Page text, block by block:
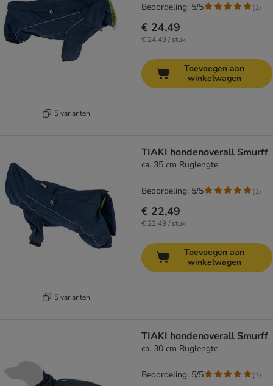
5 varianten
€ 24,49
€ 24,49 / stuk
Beoordeling: 5/5 (1)
Toevoegen aan
winkelwagen
5 varianten
TIAKI hondenoverall Smurff
ca. 35 cm Ruglengte
€ 22,49
€ 22,49 / stuk
Beoordeling: 5/5 (1)
Toevoegen aan
winkelwagen
TIAKI hondenoverall Smurff
ca. 30 cm Ruglengte
Beoordeling: 5/5 (1)